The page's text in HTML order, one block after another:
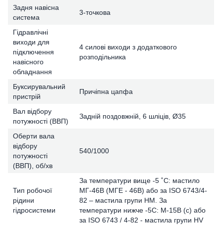
Задня навісна
система
3-точкова
Гідравлічні
виходи для
підключення
навісного
обладнання
4 силові виходи з додаткового
розподільника
Буксирувальний
пристрій
Причіпна цапфа
Вал відбору
потужності (ВВП)
Задній поздовжній, 6 шліців, Ø35
Оберти вала
відбору
потужності
(ВВП), об/хв
540/1000
Тип робочої
рідини
гідросистеми
За температури вище -5 ˚С: мастило
МГ-46В (МГЕ - 46В) або за ISO 6743/4-
82 – мастила групи HM. За
температури нижче -5С: М-15В (с) або
за ISO 6743 / 4-82 - мастила групи HV